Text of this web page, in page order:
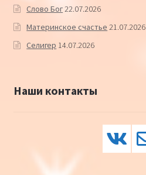
Слово Бог22.07.2026
Материнское счастье 21.07.2026
Селигер 14.07.2026
Наши контакты